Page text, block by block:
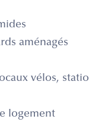
aménagés
vélos,
logement